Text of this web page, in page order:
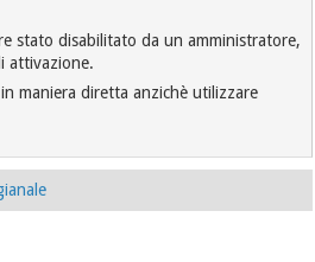
stato disabilitato da un amministratore,
attivazione.
maniera diretta anzichè utilizzare